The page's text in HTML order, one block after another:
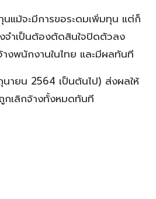
นแม้จะมีการขอระดมเพิ่มทุน แต่ก็
จำเป็นต้องตัดสินใจปิดตัวลง
พนักงานในไทย และมีผลทันที
นายน 2564 เป็นต้นไป) ส่งผลให้
เลิกจ้างทั้งหมดทันที